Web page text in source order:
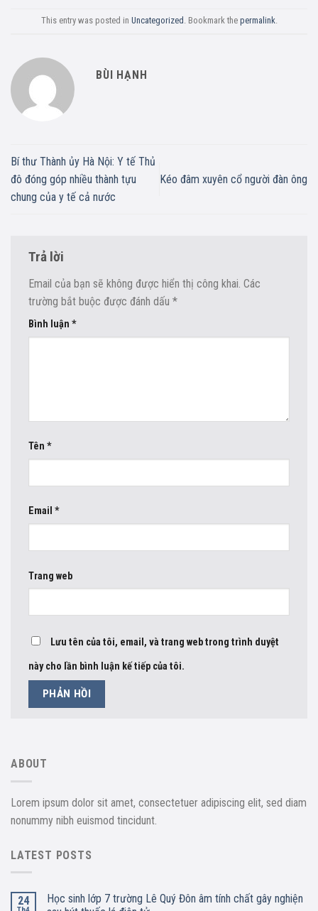
This entry was posted in Uncategorized . Bookmark the permalink.
BÙI HẠNH
Bí thư Thành ủy Hà Nội: Y tế Thủ
đô đóng góp nhiều thành tựu
chung của y tế cả nước
Kéo đâm xuyên cổ người đàn ông
Trả lời
Email của bạn sẽ không được hiển thị công khai. Các
trường bắt buộc được đánh dấu *
Bình luận *
Tên *
Email *
Trang web
Lưu tên của tôi, email, và trang web trong trình duyệt
này cho lần bình luận kế tiếp của tôi.
ABOUT
Lorem ipsum dolor sit amet, consectetuer adipiscing elit, sed diam
nonummy nibh euismod tincidunt.
LATEST POSTS
24
Học sinh lớp 7 trường Lê Quý Đôn âm tính chất gây nghiện